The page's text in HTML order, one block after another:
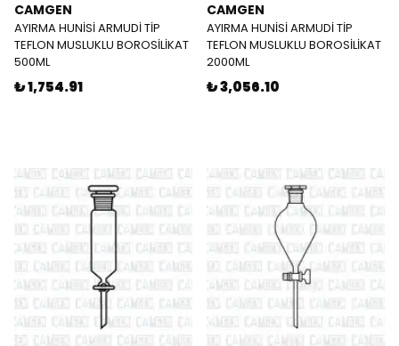
CAMGEN
AYIRMA HUNİSİ ARMUDİ TİP
TEFLON MUSLUKLU BOROSİLİKAT
500ML
₺ 1,754.91
CAMGEN
AYIRMA HUNİSİ ARMUDİ TİP
TEFLON MUSLUKLU BOROSİLİKAT
2000ML
₺ 3,056.10